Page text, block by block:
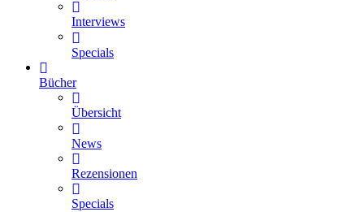
Interviews
Specials
Bücher
Übersicht
News
Rezensionen
Specials